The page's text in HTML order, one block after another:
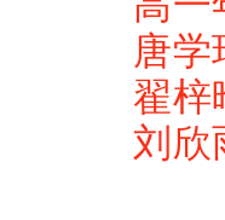
唐
翟
刘欣